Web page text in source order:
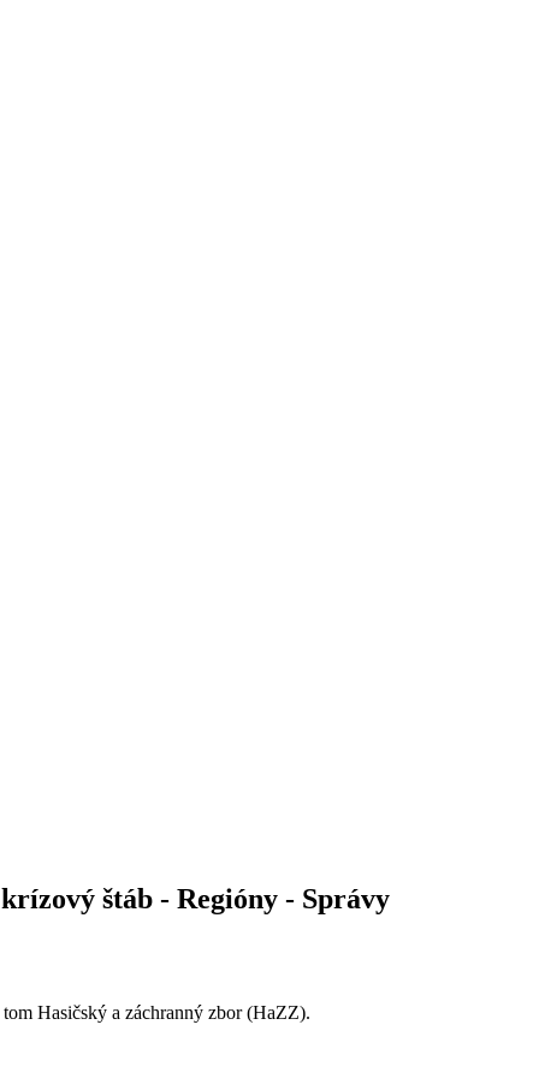
štáb - Regióny - Správy
Hasičský a záchranný zbor (HaZZ).